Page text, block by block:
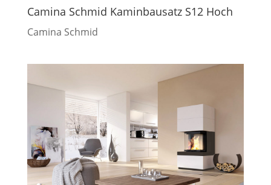
Camina Schmid Kaminbausatz S12 Hoch
Camina Schmid